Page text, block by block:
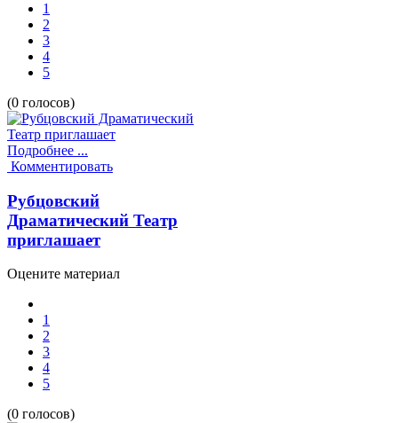
1
2
3
4
5
(0 голосов)
Подробнее ...
Комментировать
Рубцовский
Драматический Театр
приглашает
Оцените материал
1
2
3
4
5
(0 голосов)